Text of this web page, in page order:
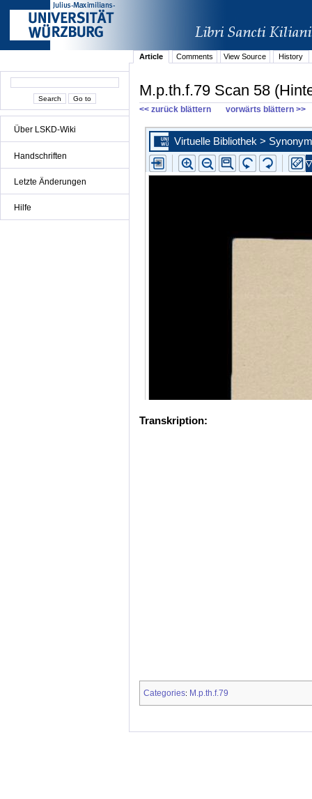
Über LSKD-Wiki
Handschriften
Letzte Änderungen
Hilfe
Article Comments View Source History
M.p.th.f.79 Scan 58
<< zurück blättern vorwärts blättern >>
Transkription:
Categories: M.p.th.f.79